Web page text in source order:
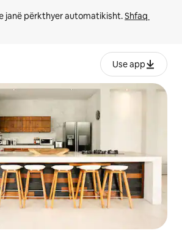
janë përkthyer automatikisht. Shfaq
Use app